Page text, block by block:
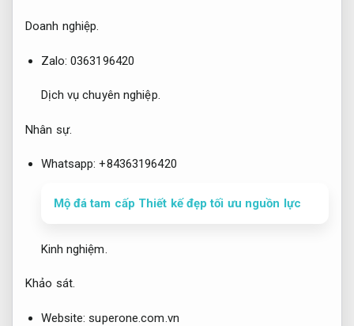
Doanh nghiệp.
Zalo: 0363196420
Dịch vụ chuyên nghiệp.
Nhân sự.
Whatsapp: +84363196420
Mộ đá tam cấp Thiết kế đẹp tối ưu nguồn lực
Kinh nghiệm.
Khảo sát.
Website: superone.com.vn